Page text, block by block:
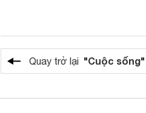
Quay trở lại "Cuộc sống"